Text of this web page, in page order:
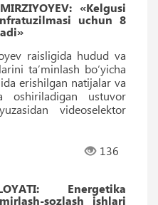
«Kelgusi
uchun 8
raisligida hudud va
taʼminlash boʻyicha
erishilgan natijalar va
oshiriladigan ustuvor
videoselektor
136
Energetika
sozlash ishlari